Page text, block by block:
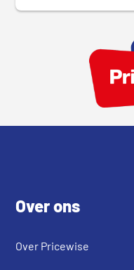
Over ons
Over Pricewise